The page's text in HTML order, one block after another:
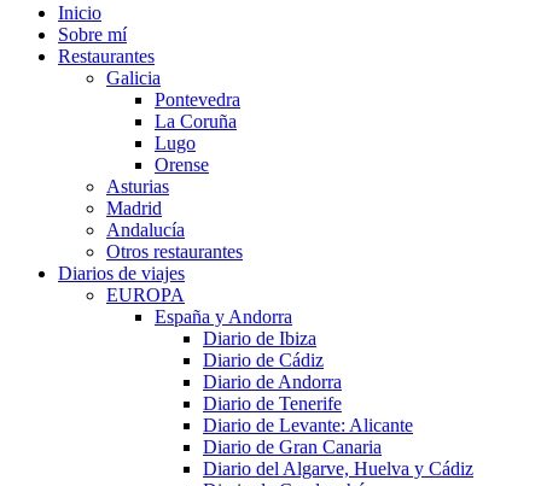
Inicio
Sobre mí
Restaurantes
Galicia
Pontevedra
La Coruña
Lugo
Orense
Asturias
Madrid
Andalucía
Otros restaurantes
Diarios de viajes
EUROPA
España y Andorra
Diario de Ibiza
Diario de Cádiz
Diario de Andorra
Diario de Tenerife
Diario de Levante: Alicante
Diario de Gran Canaria
Diario del Algarve, Huelva y Cádiz